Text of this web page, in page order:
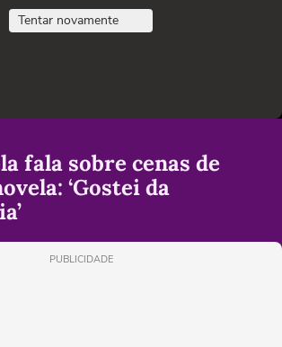
Tentar novamente
fala sobre cenas de
‘Gostei da
PUBLICIDADE